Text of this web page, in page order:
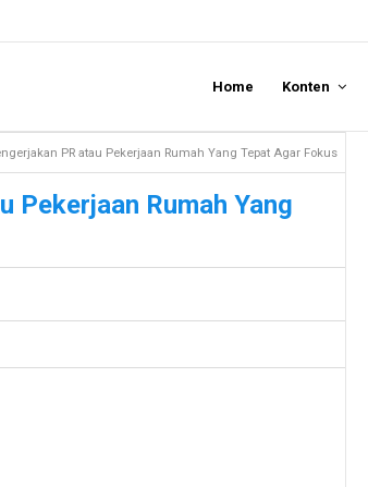
Home Konten
PR atau Pekerjaan Rumah Yang Tepat Agar Fokus
Pekerjaan Rumah Yang